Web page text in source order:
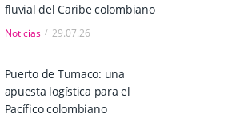
fluvial del Caribe colombiano
Noticias 29.07.26
Puerto de Tumaco: una
apuesta logística para el
Pacífico colombiano